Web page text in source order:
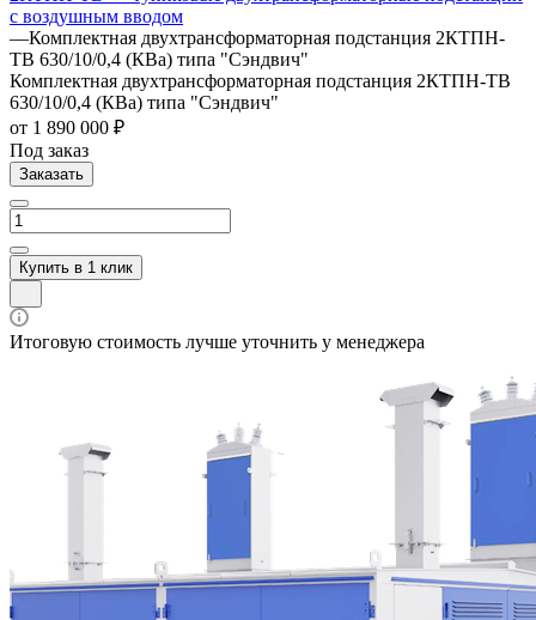
с воздушным вводом
—Комплектная двухтрансформаторная подстанция 2КТПН-
ТВ 630/10/0,4 (КВа) типа "Сэндвич"
Комплектная двухтрансформаторная подстанция 2КТПН-ТВ
630/10/0,4 (КВа) типа "Сэндвич"
от 1 890 000 ₽
Под заказ
Заказать
Купить в 1 клик
Итоговую стоимость лучше уточнить у менеджера